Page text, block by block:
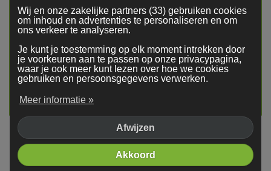
Uitstekend
Powered by
Wij en onze zakelijke partners (33) gebruiken cookies
om inhoud en advertenties te personaliseren en om
ons verkeer te analyseren.
Je kunt je toestemming op elk moment intrekken door
je voorkeuren aan te passen op onze privacypagina,
waar je ook meer kunt lezen over hoe we cookies
gebruiken en persoonsgegevens verwerken.
Meer informatie »
Afwijzen
Akkoord